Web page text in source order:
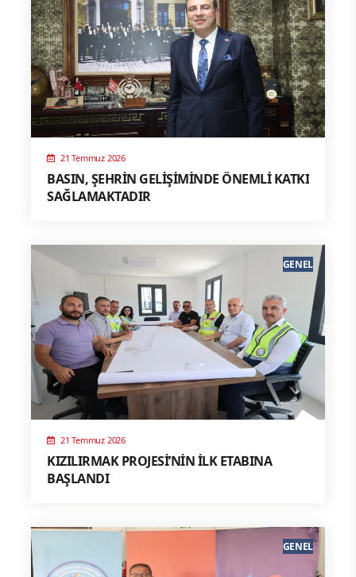
21 Temmuz 2026
BASIN, ŞEHRİN GELİŞİMİNDE ÖNEMLİ KATKI
SAĞLAMAKTADIR
21 Temmuz 2026
KIZILIRMAK PROJESİ’NİN İLK ETABINA
BAŞLANDI
GENEL
GENEL